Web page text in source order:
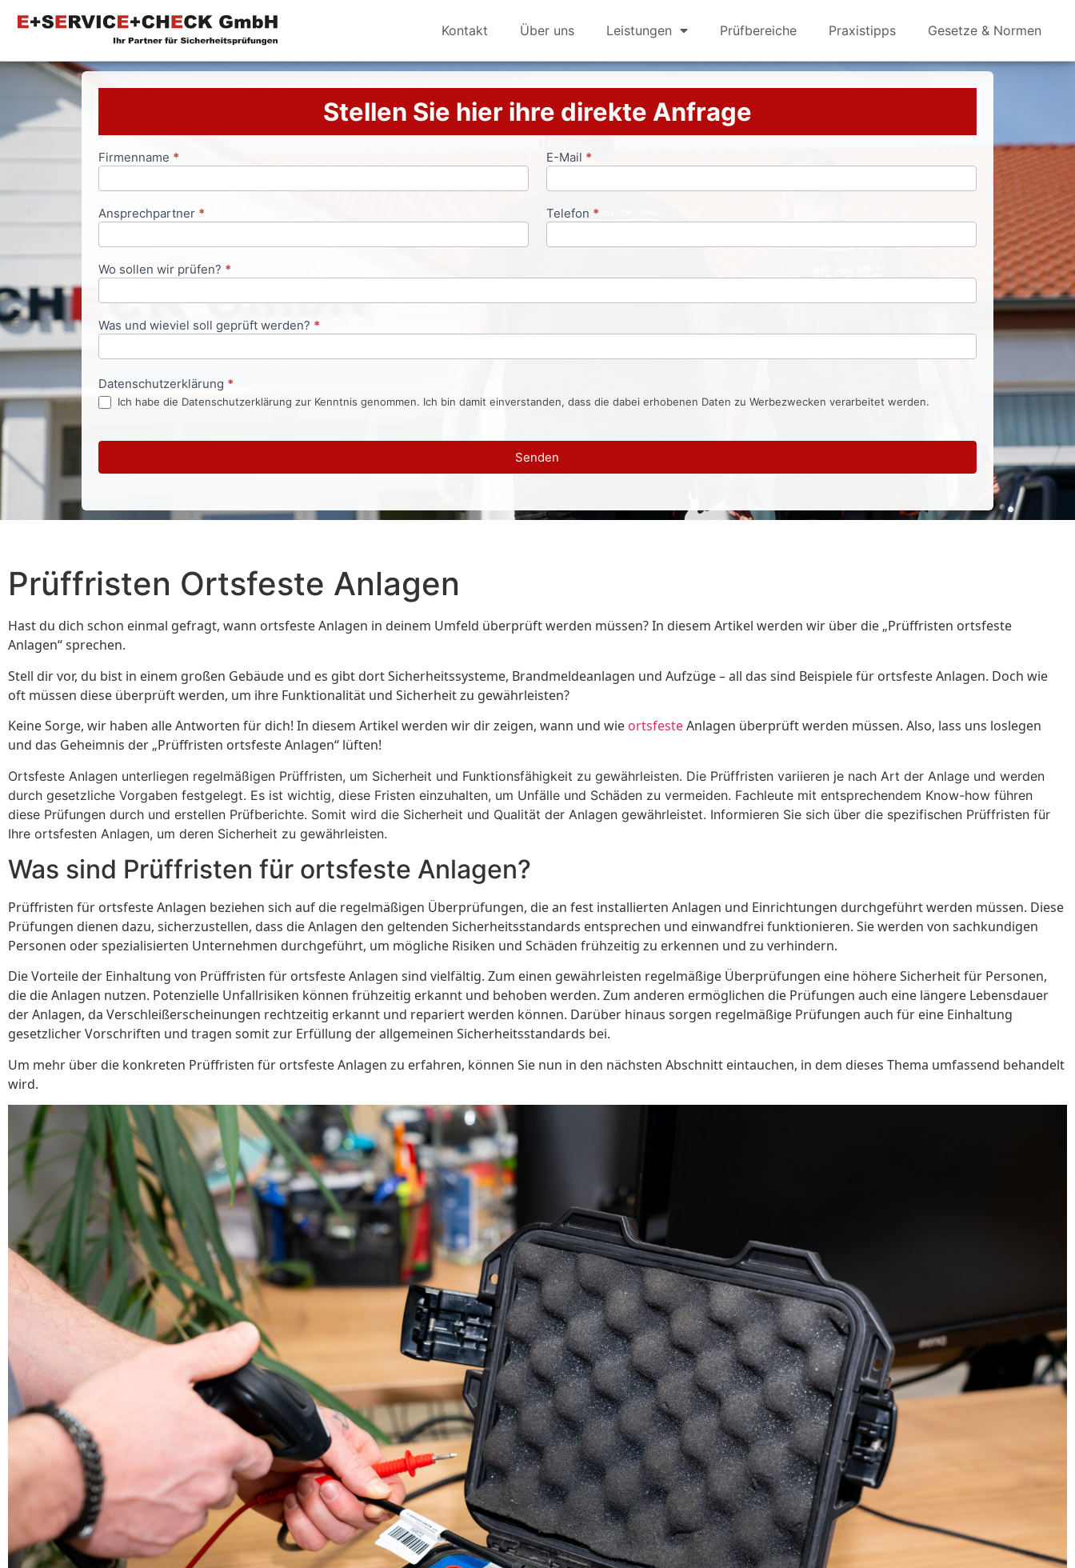
Kontakt Über uns Leistungen Prüfbereiche Praxistipps Gesetze & Normen
Stellen Sie hier ihre direkte Anfrage
Anfrageformular
Firmenname * E-Mail *
Ansprechpartner * Telefon *
Wo sollen wir prüfen? *
Was und wieviel soll geprüft werden? *
Datenschutzerklärung *
Ich habe die Datenschutzerklärung zur Kenntnis genommen. Ich bin damit einverstanden, dass die dabei erhobenen Daten zu Werbezwecken verarbeitet werden.
Senden
Prüffristen Ortsfeste Anlagen
Hast du dich schon einmal gefragt, wann ortsfeste Anlagen in deinem Umfeld überprüft werden müssen? In diesem Artikel werden wir über die „Prüffristen ortsfeste
Anlagen“ sprechen.
Stell dir vor, du bist in einem großen Gebäude und es gibt dort Sicherheitssysteme, Brandmeldeanlagen und Aufzüge – all das sind Beispiele für ortsfeste Anlagen. Doch wie
oft müssen diese überprüft werden, um ihre Funktionalität und Sicherheit zu gewährleisten?
Keine Sorge, wir haben alle Antworten für dich! In diesem Artikel werden wir dir zeigen, wann und wie ortsfesteAnlagen überprüft werden müssen. Also, lass uns loslegen
und das Geheimnis der „Prüffristen ortsfeste Anlagen“ lüften!
Ortsfeste Anlagen unterliegen regelmäßigen Prüffristen, um Sicherheit und Funktionsfähigkeit zu gewährleisten. Die Prüffristen variieren je nach Art der Anlage und werden
durch gesetzliche Vorgaben festgelegt. Es ist wichtig, diese Fristen einzuhalten, um Unfälle und Schäden zu vermeiden. Fachleute mit entsprechendem Know-how führen
diese Prüfungen durch und erstellen Prüfberichte. Somit wird die Sicherheit und Qualität der Anlagen gewährleistet. Informieren Sie sich über die spezifischen Prüffristen für
Ihre ortsfesten Anlagen, um deren Sicherheit zu gewährleisten.
Was sind Prüffristen für ortsfeste Anlagen?
Prüffristen für ortsfeste Anlagen beziehen sich auf die regelmäßigen Überprüfungen, die an fest installierten Anlagen und Einrichtungen durchgeführt werden müssen. Diese
Prüfungen dienen dazu, sicherzustellen, dass die Anlagen den geltenden Sicherheitsstandards entsprechen und einwandfrei funktionieren. Sie werden von sachkundigen
Personen oder spezialisierten Unternehmen durchgeführt, um mögliche Risiken und Schäden frühzeitig zu erkennen und zu verhindern.
Die Vorteile der Einhaltung von Prüffristen für ortsfeste Anlagen sind vielfältig. Zum einen gewährleisten regelmäßige Überprüfungen eine höhere Sicherheit für Personen,
die die Anlagen nutzen. Potenzielle Unfallrisiken können frühzeitig erkannt und behoben werden. Zum anderen ermöglichen die Prüfungen auch eine längere Lebensdauer
der Anlagen, da Verschleißerscheinungen rechtzeitig erkannt und repariert werden können. Darüber hinaus sorgen regelmäßige Prüfungen auch für eine Einhaltung
gesetzlicher Vorschriften und tragen somit zur Erfüllung der allgemeinen Sicherheitsstandards bei.
Um mehr über die konkreten Prüffristen für ortsfeste Anlagen zu erfahren, können Sie nun in den nächsten Abschnitt eintauchen, in dem dieses Thema umfassend behandelt
wird.